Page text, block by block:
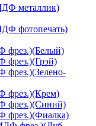
металлик)
фотопечать)
фрез.)(Белый)
фрез.)(Грэй)
фрез.)(Зелено-
фрез.)(Крем)
фрез.)(Синий)
фрез.)(Фиалка)